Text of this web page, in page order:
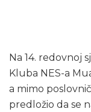
Na 14. redovnoj
Kluba NES-a
a mimo
predložio da se